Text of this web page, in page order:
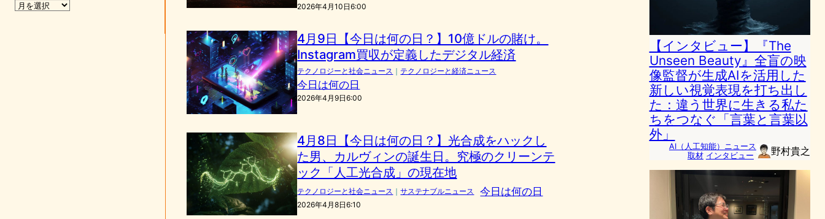
2026年4月10日6:00
4月9日【今日は何の日？】10億ドルの賭け。
Instagram買収が定義したデジタル経済
テクノロジーと社会ニュース ｜テクノロジーと経済ニュース
今日は何の日
2026年4月9日6:00
4月8日【今日は何の日？】光合成をハックし
た男、カルヴィンの誕生日。究極のクリーンテ
ック「人工光合成」の現在地
テクノロジーと社会ニュース ｜サステナブルニュース 今日は何の日
2026年4月8日6:10
【インタビュー】『The
Unseen Beauty』全盲の映
像監督が生成AIを活用した
新しい視覚表現を打ち出し
た：違う世界に生きる私た
ちをつなぐ「言葉と言葉以
外」
AI（人工知能）ニュース
取材 インタビュー 野村貴之